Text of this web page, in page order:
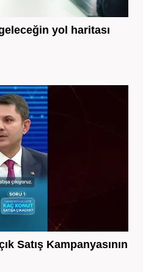
yol haritası
Satış Kampanyasının